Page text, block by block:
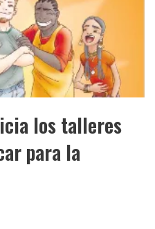
los talleres
para la